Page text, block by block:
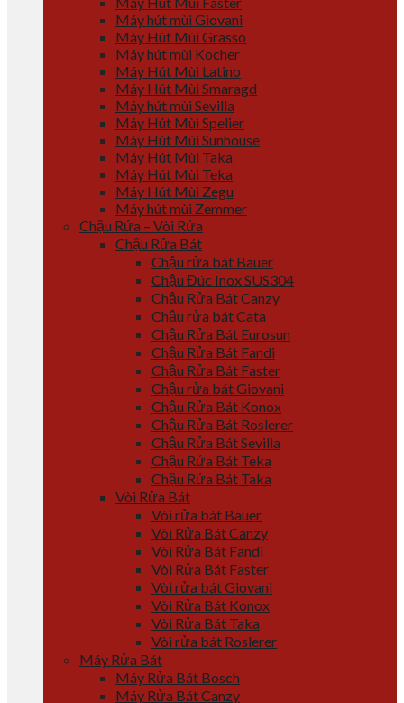
Máy hút mùi Giovani
Máy Hút Mùi Grasso
Máy hút mùi Kocher
Máy Hút Mùi Latino
Máy Hút Mùi Smaragd
Máy hút mùi Sevilla
Máy Hút Mùi Spelier
Máy Hút Mùi Sunhouse
Máy Hút Mùi Taka
Máy Hút Mùi Teka
Máy Hút Mùi Zegu
Máy hút mùi Zemmer
Chậu Rửa – Vòi Rửa
Chậu Rửa Bát
Chậu rửa bát Bauer
Chậu Đúc Inox SUS304
Chậu Rửa Bát Canzy
Chậu rửa bát Cata
Chậu Rửa Bát Eurosun
Chậu Rửa Bát Fandi
Chậu Rửa Bát Faster
Chậu rửa bát Giovani
Chậu Rửa Bát Konox
Chậu Rửa Bát Roslerer
Chậu Rửa Bát Sevilla
Chậu Rửa Bát Teka
Chậu Rửa Bát Taka
Vòi Rửa Bát
Vòi rửa bát Bauer
Vòi Rửa Bát Canzy
Vòi Rửa Bát Fandi
Vòi Rửa Bát Faster
Vòi rửa bát Giovani
Vòi Rửa Bát Konox
Vòi Rửa Bát Taka
Vòi rửa bát Roslerer
Máy Rửa Bát
Máy Rửa Bát Bosch
Máy Rửa Bát Canzy